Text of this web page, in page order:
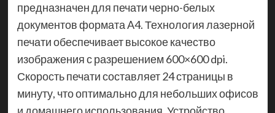
предназначен для печати черно-белых
документов формата A4. Технология лазерной
печати обеспечивает высокое качество
изображения с разрешением 600×600 dpi.
Скорость печати составляет 24 страницы в
минуту, что оптимально для небольших офисов